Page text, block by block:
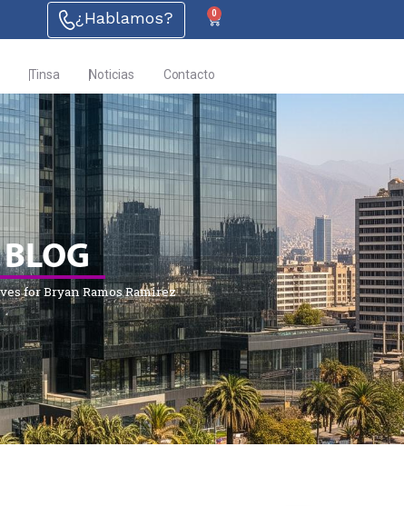
¿Hablamos? 0
Tinsa Noticias Contacto
BLOG
for Bryan Ramos Ramirez